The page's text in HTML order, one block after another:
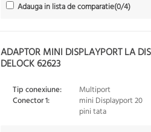
Adauga in lista de comparatie(0/4)
ADAPTOR MINI DISPLAYPORT LA
DELOCK 62623
Tip conexiune:
Multiport
Conector 1:
mini Displayport 20
pini tata